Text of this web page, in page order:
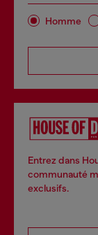
Homme
Entrez dans
communauté
exclusifs.